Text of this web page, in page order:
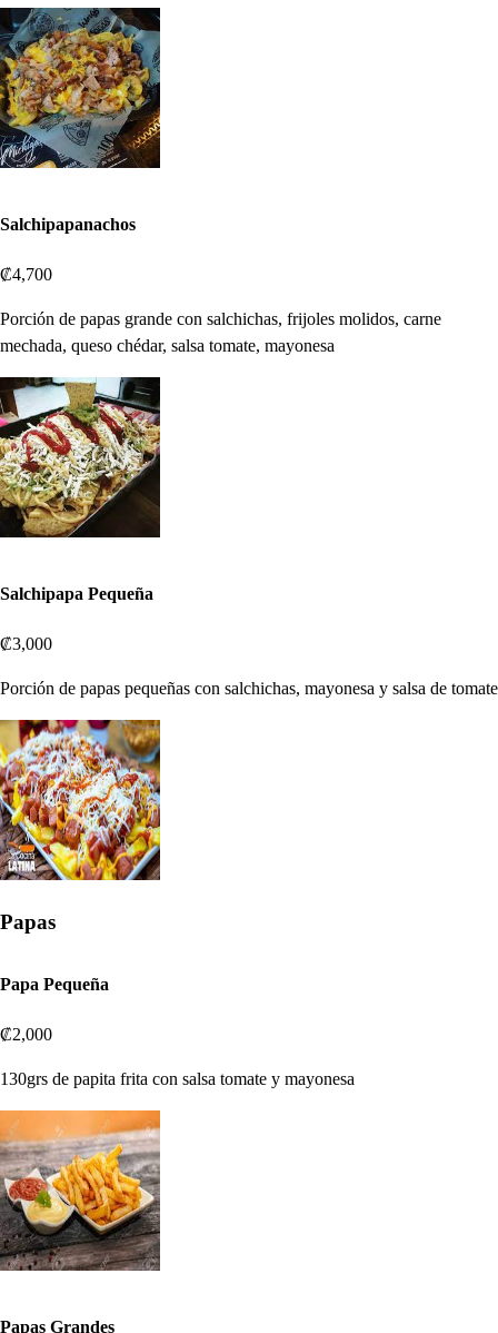
Salchipapanachos
₡4,700
Porción de papas grande con salchichas, frijoles molidos, carne
mechada, queso chédar, salsa tomate, mayonesa
Salchipapa Pequeña
₡3,000
Porción de papas pequeñas con salchichas, mayonesa y salsa de tomate
Papas
Papa Pequeña
₡2,000
130grs de papita frita con salsa tomate y mayonesa
Papas Grandes